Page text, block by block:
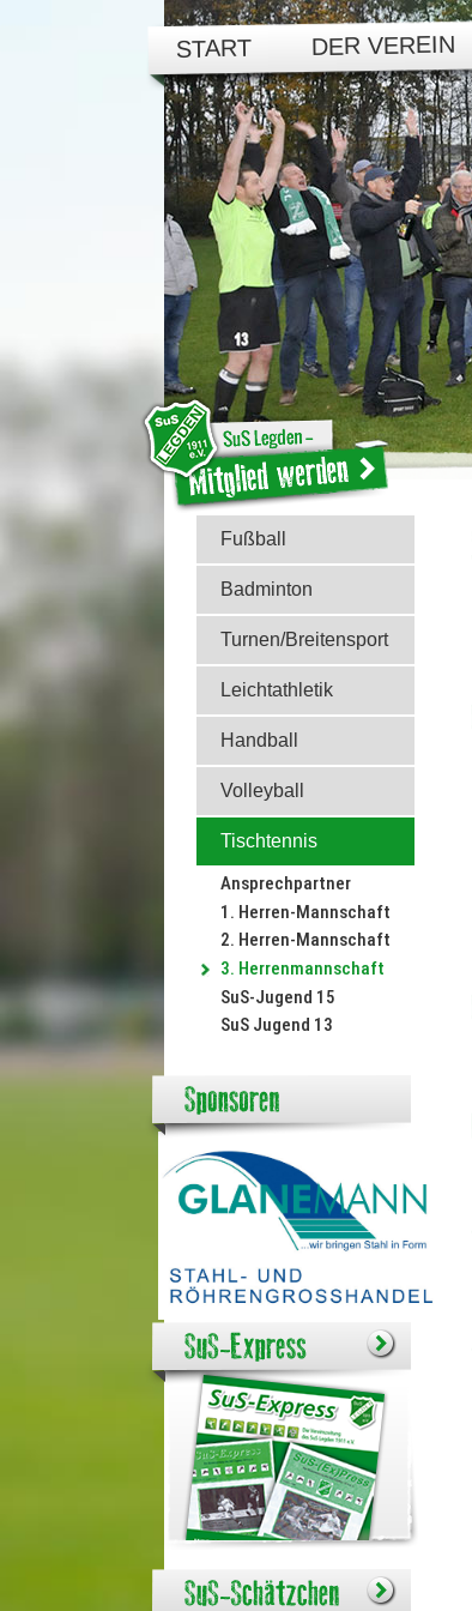
START DER VEREIN
Fußball
Badminton
Turnen/Breitensport
Leichtathletik
Handball
Volleyball
Tischtennis
Ansprechpartner
1. Herren-Mannschaft
2. Herren-Mannschaft
3. Herrenmannschaft
SuS-Jugend 15
SuS Jugend 13